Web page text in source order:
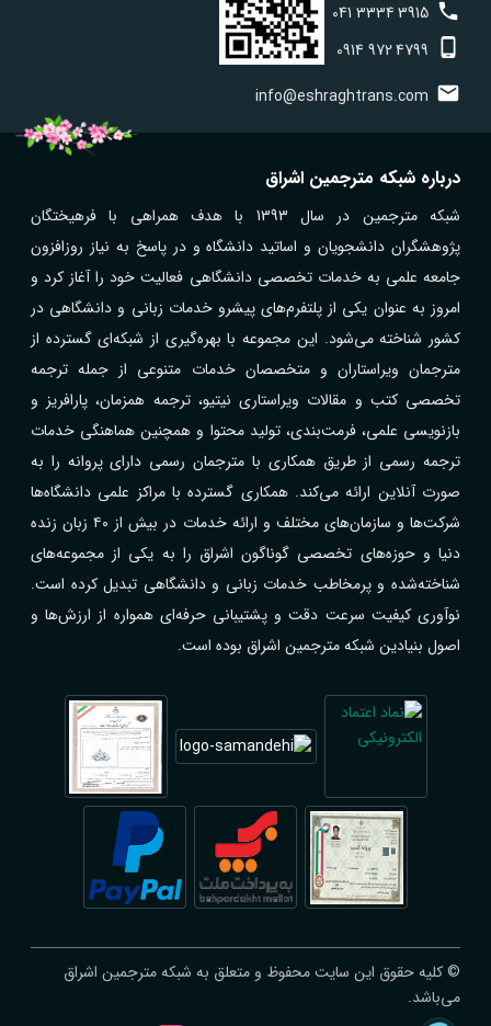
041 33343915
0914 9724799
info@eshraghtrans.com
درباره شبکه مترجمین اشراق
شبکه مترجمین در سال 1393 با هدف همراهی با فرهیختگان
پژوهشگران دانشجویان و اساتید دانشگاه و در پاسخ به نیاز روزافزون
جامعه علمی به خدمات تخصصی دانشگاهی فعالیت خود را آغاز کرد و
امروز به عنوان یکی از پلتفرم‌های پیشرو خدمات زبانی و دانشگاهی در
کشور شناخته می‌شود. این مجموعه با بهره‌گیری از شبکه‌ای گسترده از
مترجمان ویراستاران و متخصصان خدمات متنوعی از جمله ترجمه
تخصصی کتب و مقالات ویراستاری نیتیو، ترجمه همزمان، پارافریز و
بازنویسی علمی، فرمت‌بندی، تولید محتوا و همچنین هماهنگی خدمات
ترجمه رسمی از طریق همکاری با مترجمان رسمی دارای پروانه را به
صورت آنلاین ارائه می‌کند. همکاری گسترده با مراکز علمی دانشگاه‌ها
شرکت‌ها و سازمان‌های مختلف و ارائه خدمات در بیش از ۴۰ زبان زنده
دنیا و حوزه‌های تخصصی گوناگون اشراق را به یکی از مجموعه‌های
شناخته‌شده و پرمخاطب خدمات زبانی و دانشگاهی تبدیل کرده است.
نوآوری کیفیت سرعت دقت و پشتیبانی حرفه‌ای همواره از ارزش‌ها و
اصول بنیادین شبکه مترجمین اشراق بوده است.
© کلیه حقوق این سایت محفوظ و متعلق به شبکه مترجمین اشراق
می‌باشد.